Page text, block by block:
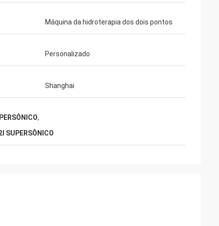
Máquina da hidroterapia dos dois pontos
Personalizado
Shanghai
,